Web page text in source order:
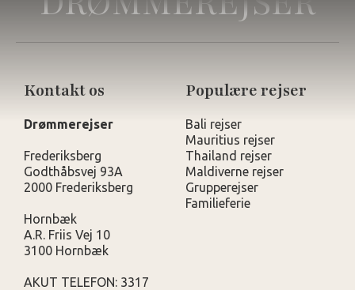
Kontakt os
Drømmerejser
Frederiksberg
Godthåbsvej 93A
2000 Frederiksberg
Hornbæk
A.R. Friis Vej 10
3100 Hornbæk
AKUT TELEFON: 3317
Populære rejser
Bali rejser
Mauritius rejser
Thailand rejser
Maldiverne rejser
Grupperejser
Familieferie